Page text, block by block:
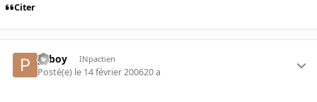
Citer
pcboy INpactien
Posté(e) le 14 février 200620 a